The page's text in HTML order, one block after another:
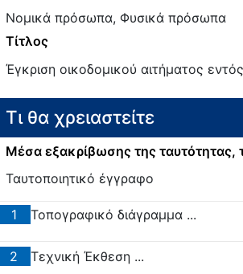
Νομικά πρόσωπα, Φυσικά πρόσωπα
Τίτλος
Έγκριση οικοδομικού αιτήματος
Τι θα χρειαστείτε
Μέσα εξακρίβωσης της ταυτότητας,
Ταυτοποιητικό έγγραφο
1 Τοπογραφικό διάγραμμα ...
2 Τεχνική Έκθεση ...